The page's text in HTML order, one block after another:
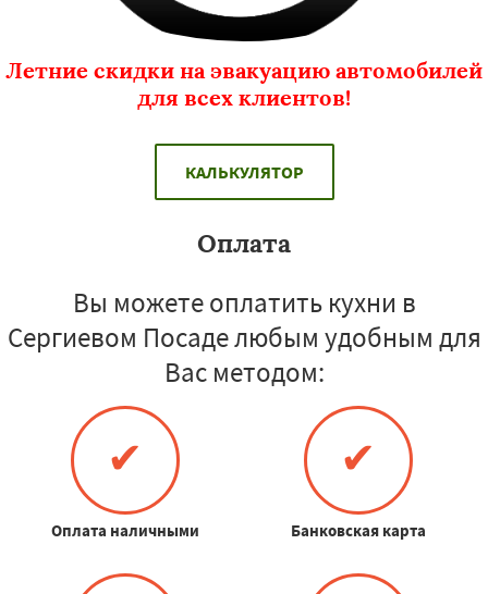
Летние скидки на эвакуацию автомобилей
для всех клиентов!
КАЛЬКУЛЯТОР
Оплата
Вы можете оплатить кухни в
Сергиевом Посаде любым удобным для
Вас методом:
✔
Оплата наличными
✔
Банковская карта